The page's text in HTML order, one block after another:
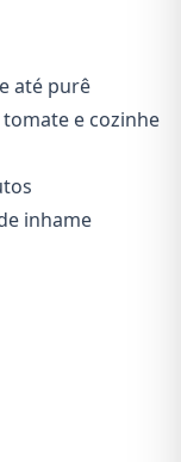
até purê
e cozinhe
inhame